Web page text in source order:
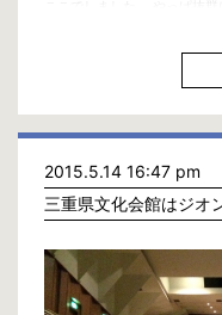
の限界、ただの地方一都市
題点をこの先何十年も抱え
いたらな」と皆がつぶやく
だ…。それでも僕には今日と
くす。
2015.5.14 16:47 pm
三重県文化会館はジオ